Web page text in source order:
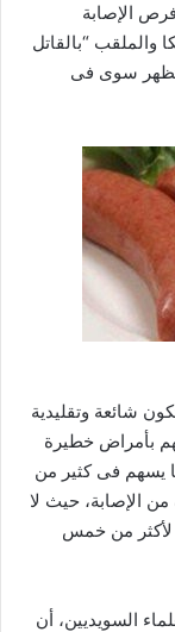
الإصابة
والملقب “بالقاتل
تظهر سوى فى
شائعة وتقليدية
بأمراض خطيرة
يسهم فى كثير من
الإصابة، حيث لا
لأكثر من خمس
السويديين، أن